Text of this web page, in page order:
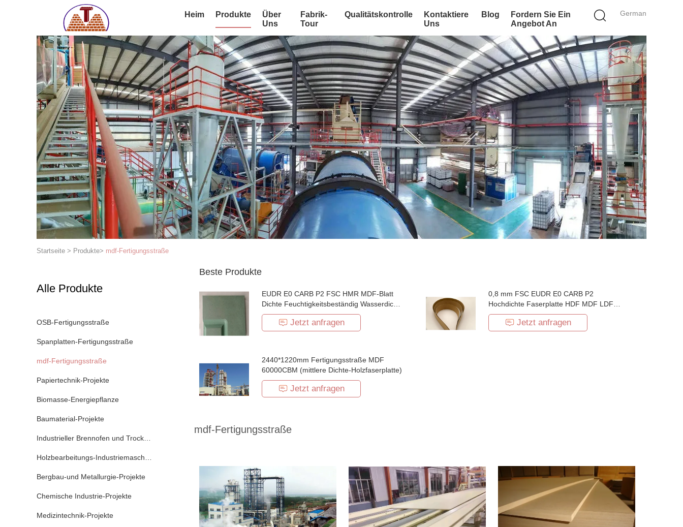
German
Heim Produkte
Über
Uns
Fabrik-
Tour
Qualitätskontrolle
Kontaktiere
Uns
Blog
Fordern Sie Ein
Angebot An
Startseite > Produkte> mdf-Fertigungsstraße
Alle Produkte
OSB-Fertigungsstraße
Spanplatten-Fertigungsstraße
mdf-Fertigungsstraße
Papiertechnik-Projekte
Biomasse-Energiepflanze
Baumaterial-Projekte
Industrieller Brennofen und Trockner
Holzbearbeitungs-Industriemaschinen
Bergbau-und Metallurgie-Projekte
Chemische Industrie-Projekte
Medizintechnik-Projekte
Beste Produkte
EUDR E0 CARB P2 FSC HMR MDF-Blatt
Dichte Feuchtigkeitsbeständig Wasserdicht
Grün
Jetzt anfragen
0,8 mm FSC EUDR E0 CARB P2
Hochdichte Faserplatte HDF MDF LDF
Furnier
Jetzt anfragen
2440*1220mm Fertigungsstraße MDF
60000CBM (mittlere Dichte-Holzfaserplatte)
Jetzt anfragen
mdf-Fertigungsstraße